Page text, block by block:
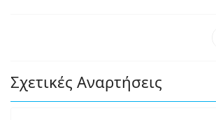
Σχετικές Αναρτήσεις